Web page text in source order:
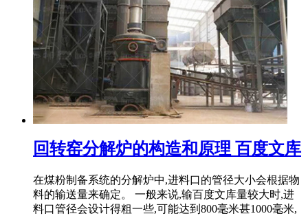
回转窑分解炉的构造和原理 百度文库
在煤粉制备系统的分解炉中,进料口的管径大小会根据物
料的输送量来确定。 一般来说,输百度文库量较大时,进
料口管径会设计得粗一些,可能达到800毫米甚1000毫米,